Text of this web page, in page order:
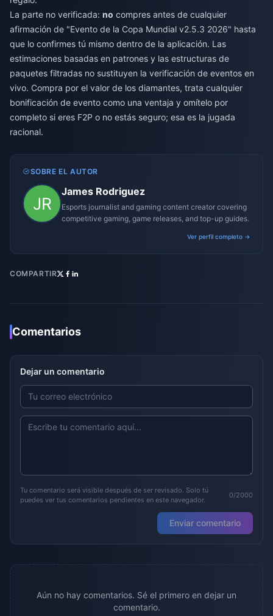
La parte no verificada: no compres antes de cualquier
afirmación de "Evento de la Copa Mundial v2.5.3 2026" hasta
que lo confirmes tú mismo dentro de la aplicación. Las
estimaciones basadas en patrones y las estructuras de
paquetes filtradas no sustituyen la verificación de eventos en
vivo. Compra por el valor de los diamantes, trata cualquier
bonificación de evento como una ventaja y omítelo por
completo si eres F2P o no estás seguro; esa es la jugada
racional.
SOBRE EL AUTOR
James Rodriguez
Esports journalist and gaming content creator covering
competitive gaming, game releases, and top-up guides.
Ver perfil completo →
COMPARTIR
Comentarios
Dejar un comentario
Tu comentario será visible después de ser revisado. Solo tú
puedes ver tus comentarios pendientes en este navegador.
0/2000
Enviar comentario
Aún no hay comentarios. Sé el primero en dejar un
comentario.